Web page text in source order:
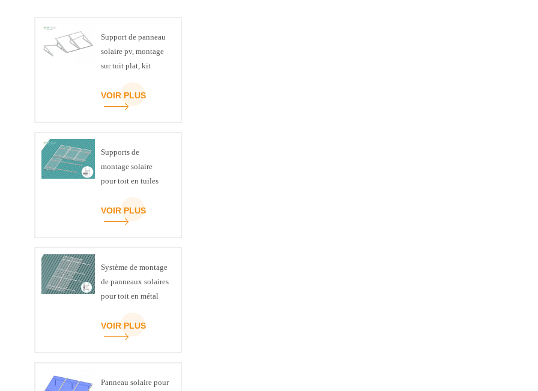
Support de panneau
solaire pv, montage
sur toit plat, kit
poutre en U
VOIR PLUS
Supports de
montage solaire
pour toit en tuiles
VOIR PLUS
Système de montage
de panneaux solaires
pour toit en métal
VOIR PLUS
Panneau solaire pour